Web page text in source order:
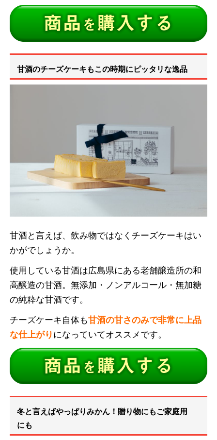
甘酒のチーズケーキもこの時期にピッタリな逸品
甘酒と言えば、飲み物ではなくチーズケーキはい
かがでしょうか。
使用している甘酒は広島県にある老舗醸造所の和
高醸造の甘酒。無添加・ノンアルコール・無加糖
の純粋な甘酒です。
チーズケーキ自体も甘酒の甘さのみで非常に上品
な仕上がりになっていてオススメです。
冬と言えばやっぱりみかん！贈り物にもご家庭用
にも